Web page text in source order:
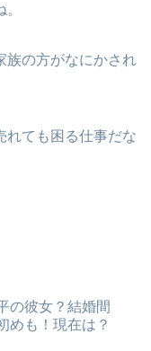
族の方がなにかされ
れても困る仕事だな
の彼女？結婚間
めも！現在は？